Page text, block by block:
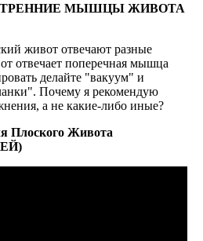
МЫШЦЫ ЖИВОТА
живот отвечают разные
отвечает поперечная мышца
делайте "вакуум" и
Почему я рекомендую
а не какие-либо иные?
Плоского Живота